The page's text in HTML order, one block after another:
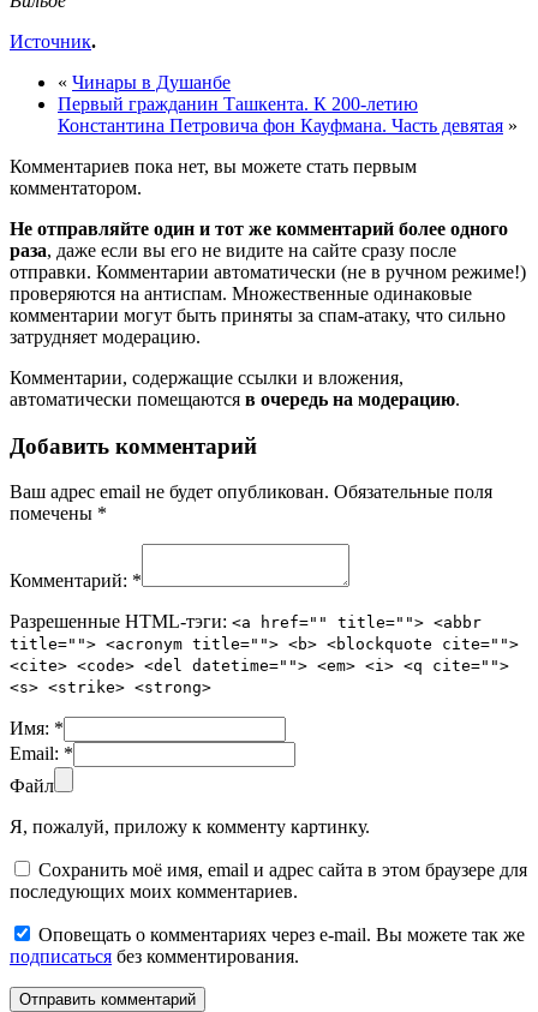
Источник.
« Чинары в Душанбе
Первый гражданин Ташкента. К 200-летию
Константина Петровича фон Кауфмана. Часть девятая »
Комментариев пока нет, вы можете стать первым
комментатором.
Не отправляйте один и тот же комментарий более одного
раза, даже если вы его не видите на сайте сразу после
отправки. Комментарии автоматически (не в ручном режиме!)
проверяются на антиспам. Множественные одинаковые
комментарии могут быть приняты за спам-атаку, что сильно
затрудняет модерацию.
Комментарии, содержащие ссылки и вложения,
автоматически помещаются в очередь на модерацию.
Добавить комментарий
Ваш адрес email не будет опубликован. Обязательные поля
помечены *
Комментарий: *
Разрешенные HTML-тэги: <a href="" title=""> <abbr
title=""> <acronym title=""> <b> <blockquote cite="">
<cite> <code> <del datetime=""> <em> <i> <q cite="">
<s> <strike> <strong>
Имя: *
Email: *
Файл
Я, пожалуй, приложу к комменту картинку.
Сохранить моё имя, email и адрес сайта в этом браузере для
последующих моих комментариев.
Оповещать о комментариях через e-mail. Вы можете так же
подписаться без комментирования.